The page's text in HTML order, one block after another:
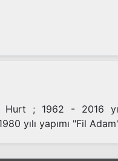
; 1962 - 2016
yılı yapımı "Fil